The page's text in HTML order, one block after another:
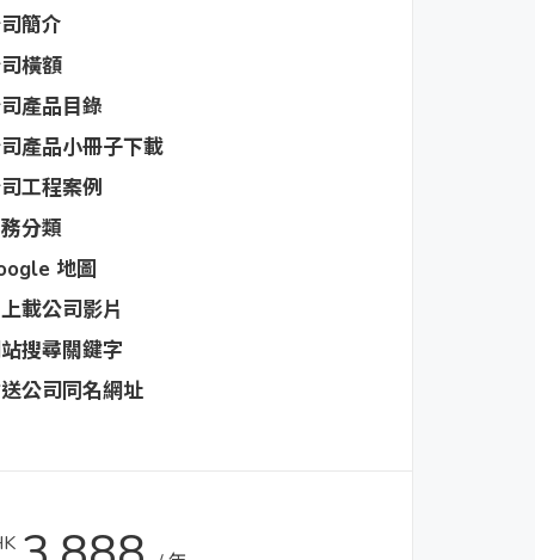
簡介
橫額
產品目錄
產品小冊子下載
工程案例
分類
地圖
載公司影片
搜尋關鍵字
公司同名網址